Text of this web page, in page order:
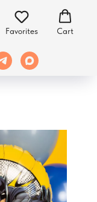
Favorites Cart